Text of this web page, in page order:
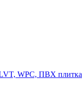
LVT, WPC, ПВХ